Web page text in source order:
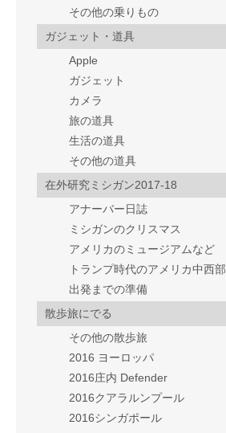
その他の乗りもの
ガジェット・道具
Apple
ガジェット
カメラ
旅の道具
生活の道具
その他の道具
在外研究ミシガン2017-18
アナーバー日誌
ミシガンのクリスマス
アメリカのミュージアムなど
トランプ時代のアメリカ中西部
出発までの準備
散歩旅にでる
その他の散歩旅
2016 ヨーロッパ
2016庄内 Defender
2016クアラルンプール
2016シンガポール